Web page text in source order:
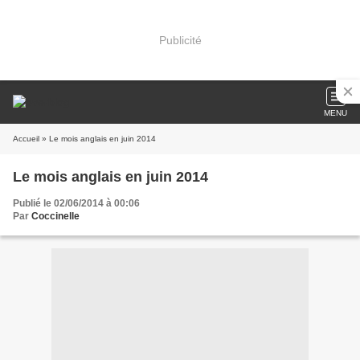
Publicité
MENU
Accueil » Le mois anglais en juin 2014
Le mois anglais en juin 2014
Publié le 02/06/2014 à 00:06
Par Coccinelle